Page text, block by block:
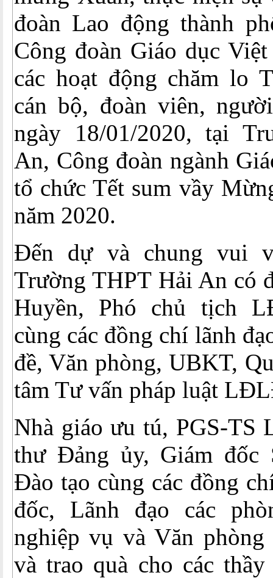
đoàn Lao động thành
Công đoàn Giáo dục
các hoạt động chăm lo
cán bộ, đoàn viên,
ngày 18/01/2020, tại
An, Công đoàn ngành
tổ chức Tết sum vầy
năm 2020.
Đến dự và chung vui
Trường THPT Hải An có
Huyền, Phó chủ tịch
cùng các đồng chí lãnh
đề, Văn phòng, UBKT,
tâm Tư vấn pháp luật
Nhà giáo ưu tú, PGS-TS
thư Đảng ủy, Giám đốc
Đào tạo cùng các đồng
đốc, Lãnh đạo các
nghiệp vụ và Văn
và trao quà cho các